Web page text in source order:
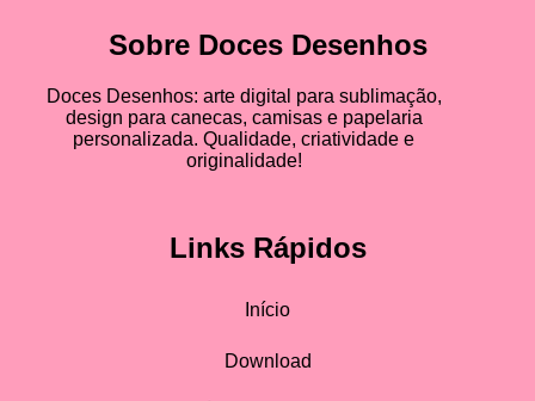
Sobre Doces Desenhos
Doces Desenhos: arte digital para sublimação,
design para canecas, camisas e papelaria
personalizada. Qualidade, criatividade e
originalidade!
Links Rápidos
Início
Download